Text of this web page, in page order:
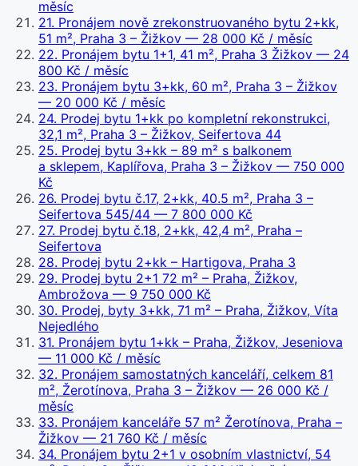
měsíc
21. Pronájem nově zrekonstruovaného bytu 2+kk,
51 m², Praha 3 – Žižkov — 28 000 Kč / měsíc
22. Pronájem bytu 1+1, 41 m², Praha 3 Žižkov — 24
800 Kč / měsíc
23. Pronájem bytu 3+kk, 60 m², Praha 3 – Žižkov
— 20 000 Kč / měsíc
24. Prodej bytu 1+kk po kompletní rekonstrukci,
32,1 m², Praha 3 – Žižkov, Seifertova 44
25. Prodej bytu 3+kk – 89 m² s balkonem
a sklepem, Kaplířova, Praha 3 – Žižkov — 750 000
Kč
26. Prodej bytu č.17, 2+kk, 40.5 m², Praha 3 –
Seifertova 545/44 — 7 800 000 Kč
27. Prodej bytu č.18, 2+kk, 42,4 m², Praha –
Seifertova
28. Prodej bytu 2+kk – Hartigova, Praha 3
29. Prodej bytu 2+1 72 m² – Praha, Žižkov,
Ambrožova — 9 750 000 Kč
30. Prodej, byty 3+kk, 71 m² – Praha, Žižkov, Víta
Nejedlého
31. Pronájem bytu 1+kk – Praha, Žižkov, Jeseniova
— 11 000 Kč / měsíc
32. Pronájem samostatných kanceláří, celkem 81
m², Žerotínova, Praha 3 – Žižkov — 26 000 Kč /
měsíc
33. Pronájem kanceláře 57 m² Žerotínova, Praha –
Žižkov — 21 760 Kč / měsíc
34. Pronájem bytu 2+1 v osobním vlastnictví, 54